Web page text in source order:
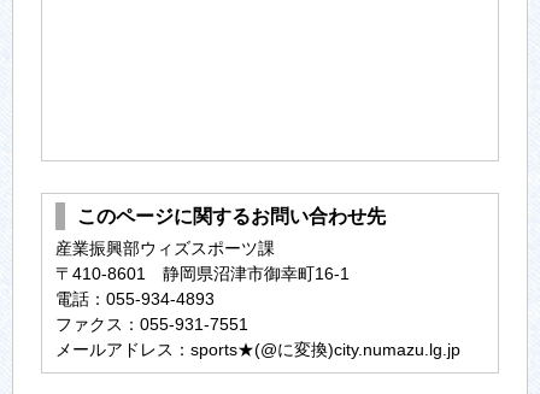
このページに関するお問い合わせ先
産業振興部ウィズスポーツ課
〒410-8601 静岡県沼津市御幸町16-1
電話：055-934-4893
ファクス：055-931-7551
メールアドレス：sports★(@に変換)city.numazu.lg.jp